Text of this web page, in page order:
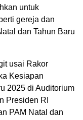
untuk
gereja dan
dan Tahun Baru
usai Rakor
Kesiapan
2025 di Auditorium
Presiden RI
PAM Natal dan